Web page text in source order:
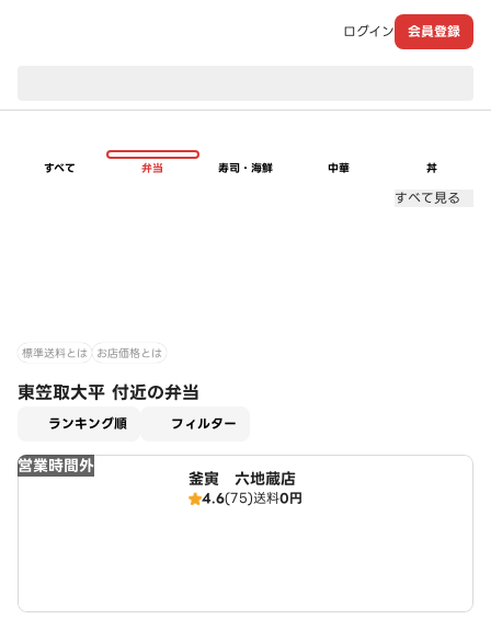
ログイン 会員登録
すべて 弁当 寿司・海鮮 中華 丼
すべて見る
標準送料とは お店価格とは
東笠取大平 付近の弁当
ランキング順 フィルター
営業時間外
釜寅 六地蔵店
4.6(75)送料0円